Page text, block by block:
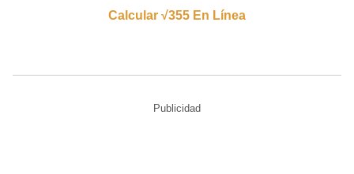
Calcular √355 En Línea
Publicidad